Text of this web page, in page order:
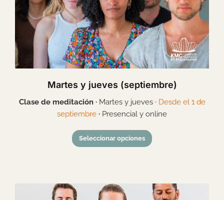
Martes y jueves (septiembre)
Clase de meditación · Martes y jueves · Desde el 1 de
septiembre · Presencial y online
Seleccionar opciones